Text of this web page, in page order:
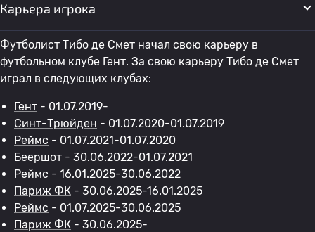
Карьера игрока
Футболист Тибо де Смет начал свою карьеру в
футбольном клубе Гент. За свою карьеру Тибо де Смет
играл в следующих клубах:
Гент - 01.07.2019-
Синт-Трюйден - 01.07.2020-01.07.2019
Реймс - 01.07.2021-01.07.2020
Беершот - 30.06.2022-01.07.2021
Реймс - 16.01.2025-30.06.2022
Париж ФК - 30.06.2025-16.01.2025
Реймс - 01.07.2025-30.06.2025
Париж ФК - 30.06.2025-